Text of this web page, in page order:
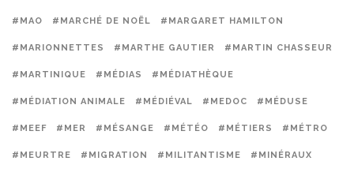
#MAO #MARCHÉ DE NOËL #MARGARET HAMILTON
#MARIONNETTES #MARTHE GAUTIER #MARTIN CHASSEUR
#MARTINIQUE #MÉDIAS #MÉDIATHÈQUE
#MÉDIATION ANIMALE #MÉDIÉVAL #MEDOC #MÉDUSE
#MEEF #MER #MÉSANGE #MÉTÉO #MÉTIERS #MÉTRO
#MEURTRE #MIGRATION #MILITANTISME #MINÉRAUX